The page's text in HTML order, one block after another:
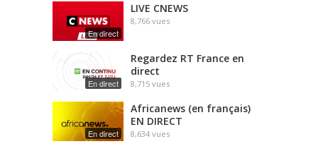
En direct
LIVE CNEWS
8,766 vues
En direct
Regardez RT France en
direct
8,715 vues
En direct
Africanews (en français)
EN DIRECT
8,634 vues